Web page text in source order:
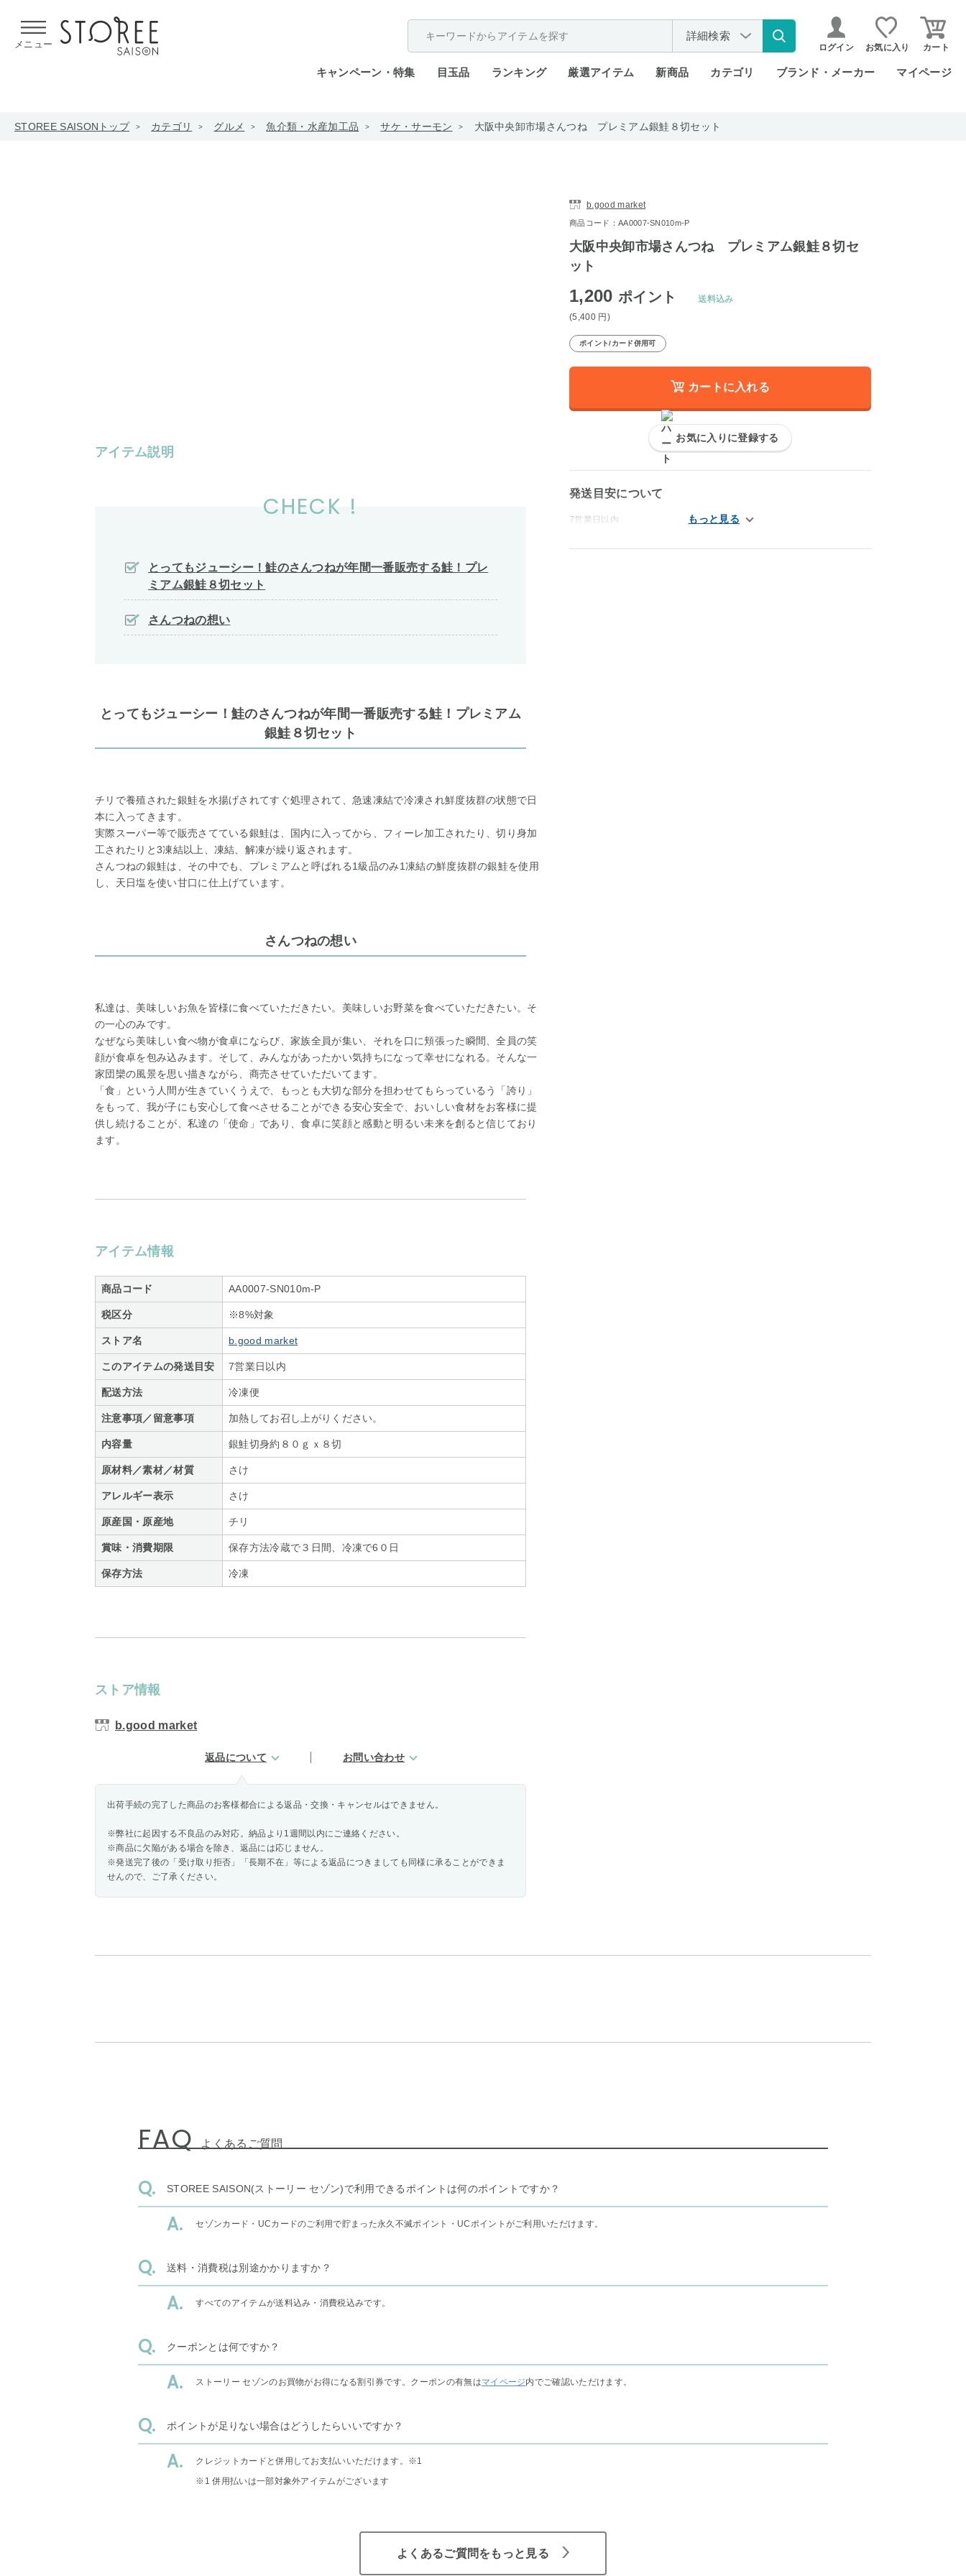
メニュー
詳細検索
ログイン お気に入り カート
キャンペーン・特集 目玉品 ランキング 厳選アイテム 新商品 カテゴリ ブランド・メーカー マイページ
STOREE SAISONトップ カテゴリ グルメ 魚介類・水産加工品 サケ・サーモン 大阪中央卸市場さんつね プレミアム銀鮭８切セット
アイテム説明
CHECK !
とってもジューシー！鮭のさんつねが年間一番販売する鮭！プレ
ミアム銀鮭８切セット
さんつねの想い
とってもジューシー！鮭のさんつねが年間一番販売する鮭！プレミアム
銀鮭８切セット
チリで養殖された銀鮭を水揚げされてすぐ処理されて、急速凍結で冷凍され鮮度抜群の状態で日
本に入ってきます。
実際スーパー等で販売さてている銀鮭は、国内に入ってから、フィーレ加工されたり、切り身加
工されたりと3凍結以上、凍結、解凍が繰り返されます。
さんつねの銀鮭は、その中でも、プレミアムと呼ばれる1級品のみ1凍結の鮮度抜群の銀鮭を使用
し、天日塩を使い甘口に仕上げています。
さんつねの想い
私達は、美味しいお魚を皆様に食べていただきたい。美味しいお野菜を食べていただきたい。そ
の一心のみです。
なぜなら美味しい食べ物が食卓にならび、家族全員が集い、それを口に頬張った瞬間、全員の笑
顔が食卓を包み込みます。そして、みんながあったかい気持ちになって幸せになれる。そんな一
家団欒の風景を思い描きながら、商売させていただいてます。
「食」という人間が生きていくうえで、もっとも大切な部分を担わせてもらっているう「誇り」
をもって、我が子にも安心して食べさせることができる安心安全で、おいしい食材をお客様に提
供し続けることが、私達の「使命」であり、食卓に笑顔と感動と明るい未来を創ると信じており
ます。
アイテム情報
商品コード AA0007-SN010m-P
税区分 ※8%対象
ストア名 b.good market
このアイテムの発送目安 7営業日以内
配送方法 冷凍便
注意事項／留意事項 加熱してお召し上がりください。
内容量 銀鮭切身約８０ｇｘ８切
原材料／素材／材質 さけ
アレルギー表示 さけ
原産国・原産地 チリ
賞味・消費期限 保存方法冷蔵で３日間、冷凍で6０日
保存方法 冷凍
ストア情報
b.good market
返品について お問い合わせ
出荷手続の完了した商品のお客様都合による返品・交換・キャンセルはできません。
※弊社に起因する不良品のみ対応。納品より1週間以内にご連絡ください。
※商品に欠陥がある場合を除き、返品には応じません。
※発送完了後の「受け取り拒否」「長期不在」等による返品につきましても同様に承ることができま
せんので、ご了承ください。
b.good market
商品コード：AA0007-SN010m-P
大阪中央卸市場さんつね プレミアム銀鮭８切セ
ット
1,200 ポイント
(5,400 円 )
送料込み
ポイント/カード併用可
カートに入れる
お気に入りに登録する
発送目安について
7営業日以内
FAQ よくあるご質問
STOREE SAISON(ストーリー セゾン)で利用できるポイントは何のポイントですか？
セゾンカード・UCカードのご利用で貯まった永久不滅ポイント・UCポイントがご利用いただけます。
送料・消費税は別途かかりますか？
すべてのアイテムが送料込み・消費税込みです。
クーポンとは何ですか？
ストーリー セゾンのお買物がお得になる割引券です。クーポンの有無はマイページ内でご確認いただけます。
ポイントが足りない場合はどうしたらいいですか？
クレジットカードと併用してお支払いいただけます。 ※1
※1 併用払いは一部対象外アイテムがございます
よくあるご質問をもっと見る